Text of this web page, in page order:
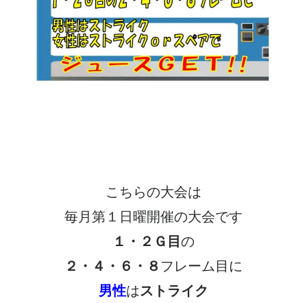
こちらの大会は
毎月第１日曜開催の大会です
１・２Ｇ目の
２・４・６・８ フレーム目に
男性はストライク